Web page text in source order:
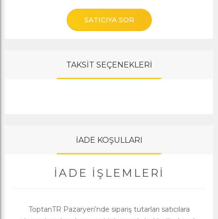
SATICIYA SOR
TAKSİT SEÇENEKLERİ
İADE KOŞULLARI
İADE İŞLEMLERI
ToptanTR Pazaryeri’nde sipariş tutarları satıcılara